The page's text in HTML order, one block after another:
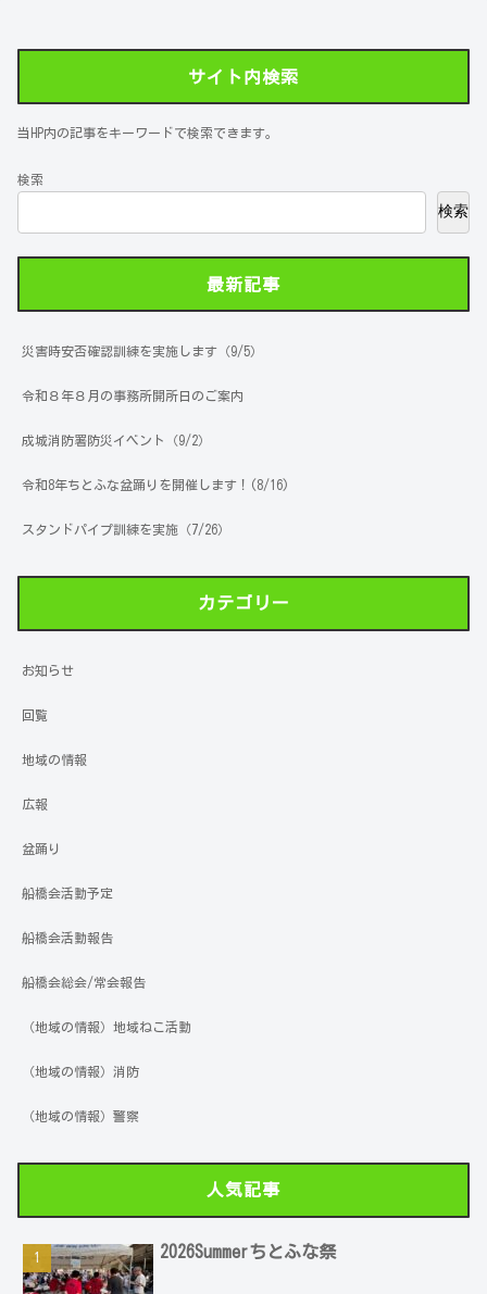
サイト内検索
当HP内の記事をキーワードで検索できます。
検索
検索
最新記事
災害時安否確認訓練を実施します（9/5）
令和８年８月の事務所開所日のご案内
成城消防署防災イベント（9/2）
令和8年ちとふな盆踊りを開催します！(8/16)
スタンドパイプ訓練を実施（7/26）
カテゴリー
お知らせ
回覧
地域の情報
広報
盆踊り
船橋会活動予定
船橋会活動報告
船橋会総会/常会報告
（地域の情報）地域ねこ活動
（地域の情報）消防
（地域の情報）警察
人気記事
2026Summerちとふな祭